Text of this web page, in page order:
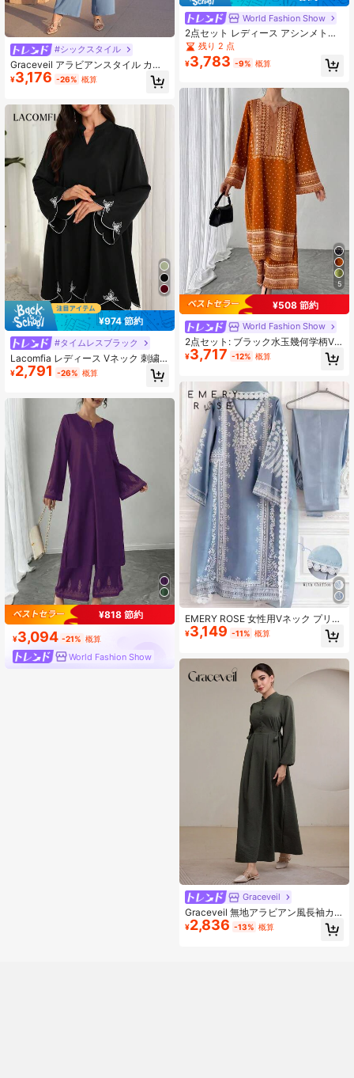
#シックスタイル
Graceveil アラビアンスタイル カジ
ュアルシャツ&パンツ レディースア
ウトフィット
¥3,176 -26% 概算
¥974 節約
#タイムレスブラック
Lacomfia レディース Vネック 刺繍
ルーズ 2点セット、春夏レディース
ブラウスとパンツのセット フォーマ
点セットアウトフィット
¥2,791 -26% 概算
¥818 節約
¥3,094 -21% 概算
World Fashion Show
World Fashion Show
2点セット レディース アシンメトリ
ーヘム フレアスリーブ プルオーバー
トップ + ワイドレッグパンツ、エレ
ガントラグジュアリーカラーブロッ
年のプレゼントに最適、フォーマ
ル、パーティー、春の日常着用
残り 2 点
¥3,783 -9% 概算
5
¥508 節約
World Fashion Show
2点セット: ブラック水玉幾何学柄V
ネック長袖マキシドレス + ウエスト
ゴムワイドレッグパンツ、エレガン
イルアウトフィット 秋
¥3,717 -12% 概算
EMERY ROSE 女性用Vネック プリン
トカジュアルドレス シャツ付き 無地
パンツセット 3点セット
¥3,149 -11% 概算
Graceveil
Graceveil 無地アラビアン風長袖カ
ジュアルドレス、日常着にぴったり
のミニマリストファッション、モデ
¥2,836 -13% 概算